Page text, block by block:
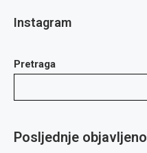
Instagram
Pretraga
Posljednje objavljeno